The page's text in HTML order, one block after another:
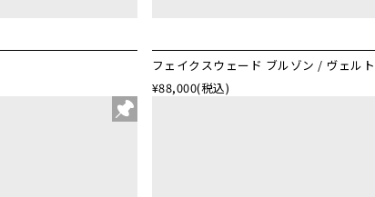
フェイクスウェード ブルゾン / ヴェルト
¥88,000(税込)